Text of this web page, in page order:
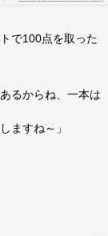
で100点を取った
るからね、一本は
ますね～」